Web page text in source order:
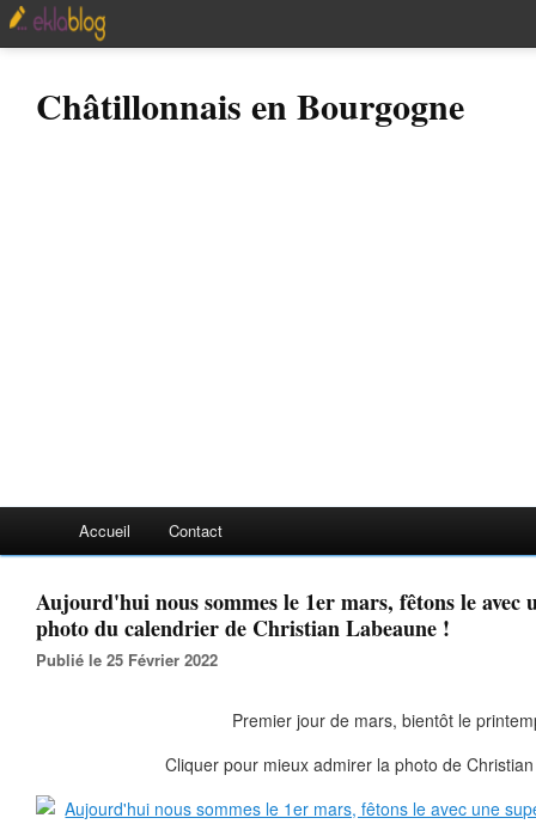
Châtillonnais en Bourgogne
Accueil Contact
Aujourd'hui nous sommes le 1er mars, fêtons le avec
photo du calendrier de Christian Labeaune !
Publié le 25 Février 2022
Premier jour de mars, bientôt le
Cliquer pour mieux admirer la photo de